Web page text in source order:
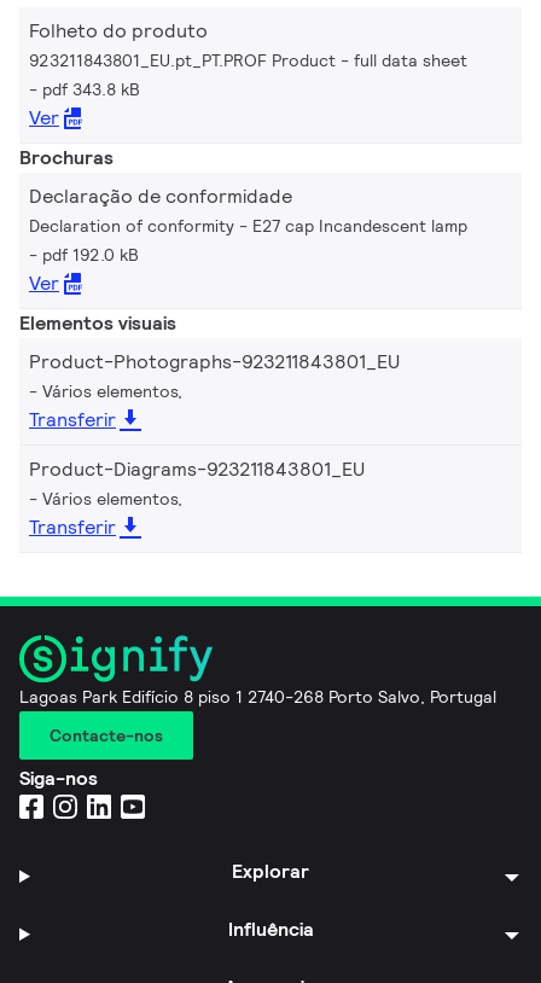
Folheto do produto
923211843801_EU.pt_PT.PROF Product - full data sheet
pdf 343.8 kB
Ver
Brochuras
Declaração de conformidade
Declaration of conformity - E27 cap Incandescent lamp
pdf 192.0 kB
Ver
Elementos visuais
Product-Photographs-923211843801_EU
Vários elementos,
Transferir
Product-Diagrams-923211843801_EU
Vários elementos,
Transferir
Lagoas Park Edifício 8 piso 1 2740-268 Porto Salvo, Portugal
Contacte-nos
Siga-nos
Explorar
Influência